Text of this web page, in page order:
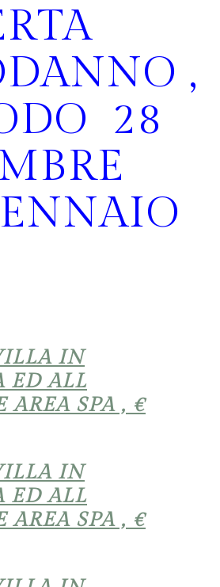
,
28
IN
ED ALL
SPA , €
IN
ED ALL
SPA , €